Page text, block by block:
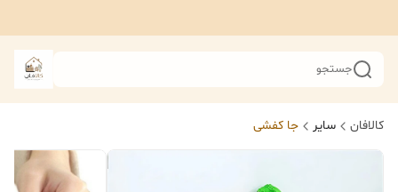
جستجو
کالافان سایر جا کفشی